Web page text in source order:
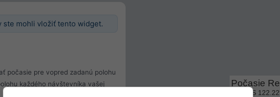
ste mohli vložiť tento widget.
počasie pre vopred zadanú polohu
každého návštevníka vašej